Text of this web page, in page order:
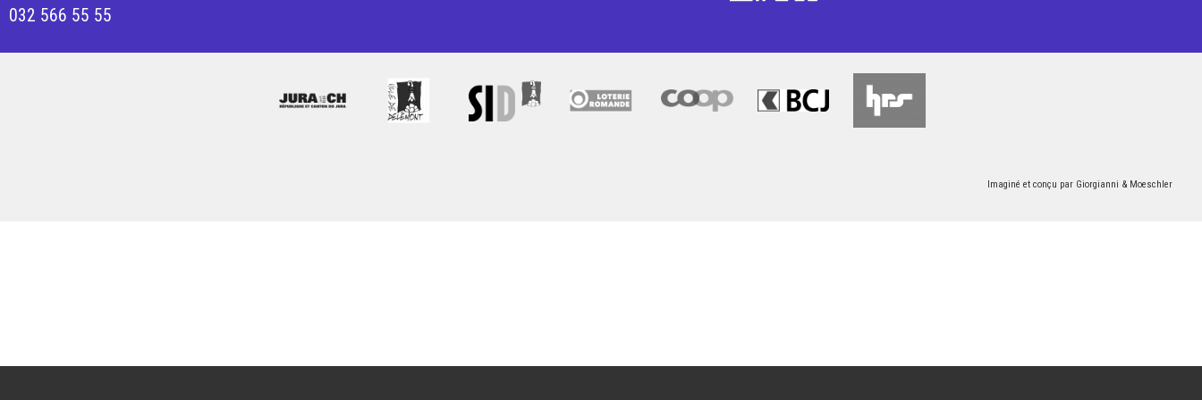
032 566 55 55
Imaginé et conçu par Giorgianni & Moeschler